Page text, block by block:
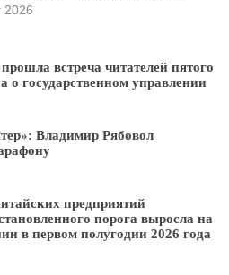
2026
встреча читателей пятого
государственном управлении
Владимир Рябовол
предприятий
порога выросла на
в первом полугодии 2026 года